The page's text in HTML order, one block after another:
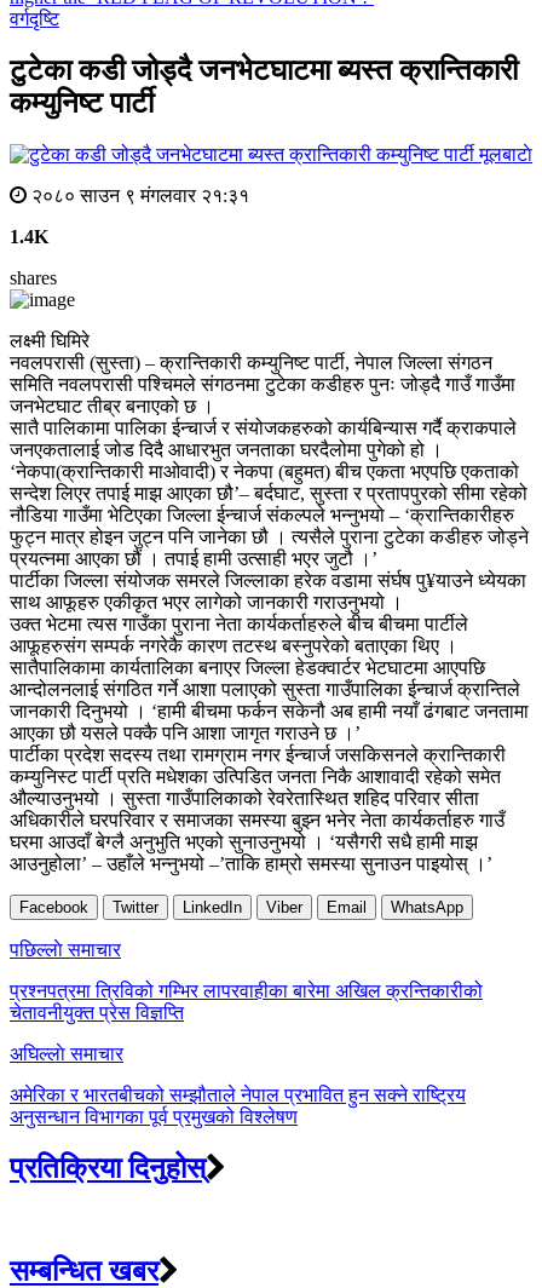
वर्गदृष्टि
टुटेका कडी जोड्दै जनभेटघाटमा ब्यस्त क्रान्तिकारी
कम्युनिष्ट पार्टी
मूलबाटाे
२०८० साउन ९ मंगलवार २१:३१
1.4K
shares
लक्ष्मी घिमिरे
नवलपरासी (सुस्ता) – क्रान्तिकारी कम्युनिष्ट पार्टी, नेपाल जिल्ला संगठन
समिति नवलपरासी पश्चिमले संगठनमा टुटेका कडीहरु पुनः जोड्दै गाउँ गाउँमा
जनभेटघाट तीब्र बनाएको छ ।
सातै पालिकामा पालिका ईन्चार्ज र संयोजकहरुको कार्यबिन्यास गर्दै क्राकपाले
जनएकतालाई जोड दिदै आधारभुत जनताका घरदैलोमा पुगेको हो ।
‘नेकपा(क्रान्तिकारी माओवादी) र नेकपा (बहुमत) बीच एकता भएपछि एकताको
सन्देश लिएर तपाई माझ आएका छौ’– बर्दघाट, सुस्ता र प्रतापपुरको सीमा रहेको
नौडिया गाउँमा भेटिएका जिल्ला ईन्चार्ज संकल्पले भन्नुभयो – ‘क्रान्तिकारीहरु
फुट्न मात्र होइन जुट्न पनि जानेका छौ । त्यसैले पुराना टुटेका कडीहरु जोड्ने
प्रयत्नमा आएका छौं । तपाई हामी उत्साही भएर जुटौ ।’
पार्टीका जिल्ला संयोजक समरले जिल्लाका हरेक वडामा संर्घष पु¥याउने ध्येयका
साथ आफूहरु एकीकृत भएर लागेको जानकारी गराउनुभयो ।
उक्त भेटमा त्यस गाउँका पुराना नेता कार्यकर्ताहरुले बीच बीचमा पार्टीले
आफूहरुसंग सम्पर्क नगरेकै कारण तटस्थ बस्नुपरेको बताएका थिए ।
सातैपालिकामा कार्यतालिका बनाएर जिल्ला हेडक्वार्टर भेटघाटमा आएपछि
आन्दोलनलाई संगठित गर्ने आशा पलाएको सुस्ता गाउँपालिका ईन्चार्ज क्रान्तिले
जानकारी दिनुभयो । ‘हामी बीचमा फर्कन सकेनौ अब हामी नयाँ ढंगबाट जनतामा
आएका छौ यसले पक्कै पनि आशा जागृत गराउने छ ।’
पार्टीका प्रदेश सदस्य तथा रामग्राम नगर ईन्चार्ज जसकिसनले क्रान्तिकारी
कम्युनिस्ट पार्टी प्रति मधेशका उत्पिडित जनता निकै आशावादी रहेको समेत
औल्याउनुभयो । सुस्ता गाउँपालिकाको रेवरेतास्थित शहिद परिवार सीता
अधिकारीले घरपरिवार र समाजका समस्या बुझ्न भनेर नेता कार्यकर्ताहरु गाउँ
घरमा आउदाँ बेग्लै अनुभुति भएको सुनाउनुभयो । ‘यसैगरी सधै हामी माझ
आउनुहोला’ – उहाँले भन्नुभयो –’ताकि हाम्रो समस्या सुनाउन पाइयोस् ।’
Facebook Twitter LinkedIn Viber Email WhatsApp
Post
navigation
पछिल्लाे समाचार
प्रश्नपत्रमा त्रिविको गम्भिर लापरवाहीका बारेमा अखिल क्रन्तिकारीको
चेतावनीयुक्त प्रेस विज्ञप्ति
अघिल्लाे समाचार
अमेरिका र भारतबीचको सम्झौताले नेपाल प्रभावित हुन सक्ने राष्ट्रिय
अनुसन्धान विभागका पूर्व प्रमुखको विश्लेषण
प्रतिक्रिया दिनुहोस्
सम्बन्धित खबर